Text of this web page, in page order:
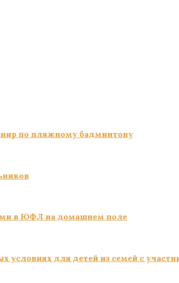
по пляжному бадминтону
в ЮФЛ на домашнем поле
условиях для детей из семей с